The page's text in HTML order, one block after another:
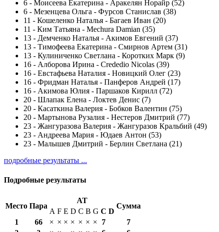
6 - Моисеева Екатерина - Аракелян Норайр (52)
6 - Мезенцева Ольга - Фурсов Станислав (38)
11 - Кошеленко Наталья - Багаев Иван (20)
11 - Ким Татьяна - Mechura Damian (35)
13 - Демченко Наталья - Акимов Евгений (37)
13 - Тимофеева Екатерина - Смирнов Артем (31)
13 - Кулиниченко Светлана - Коротких Марк (9)
16 - Алборова Ирина - Crededio Nicolas (39)
16 - Евстафьева Наталия - Новицкий Олег (23)
16 - Фридман Наталья - Панферов Андрей (17)
16 - Акимова Юлия - Паршаков Кирилл (72)
20 - Шлапак Елена - Локтев Денис (7)
20 - Касаткина Валерия - Бобков Валентин (75)
20 - Мартынова Рузалия - Нестеров Дмитрий (77)
23 - Жангуразова Валерия - Жангуразов Кральбий (49)
23 - Андреева Мария - Юдаев Антон (53)
23 - Малышев Дмитрий - Берлин Светлана (21)
подробные результаты ...
Подробные результаты
Место Пара
AT
Сумма
A F E D C B G С D
1
66 × × × × × × × 7
7